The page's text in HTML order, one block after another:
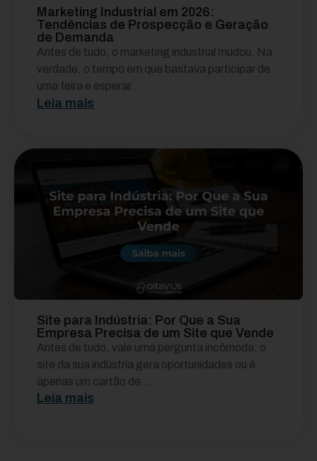
Marketing Industrial em 2026:
Tendências de Prospecção e Geração
de Demanda
Antes de tudo, o marketing industrial mudou. Na
verdade, o tempo em que bastava participar de
uma feira e esperar...
Leia mais
Site para Indústria: Por Que a Sua
Empresa Precisa de um Site que Vende
Antes de tudo, vale uma pergunta incômoda: o
site da sua indústria gera oportunidades ou é
apenas um cartão de...
Leia mais